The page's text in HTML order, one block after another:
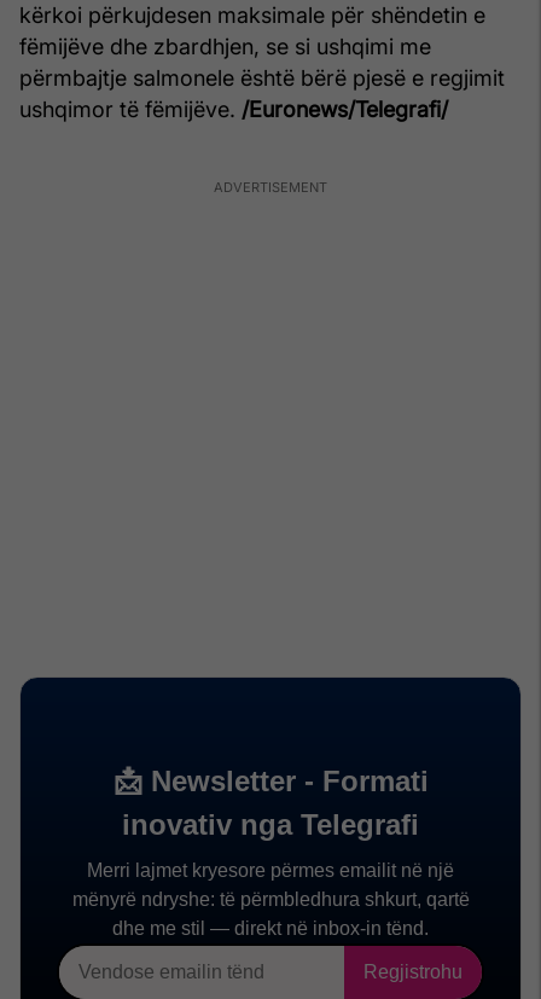
kërkoi përkujdesen maksimale për shëndetin e
fëmijëve dhe zbardhjen, se si ushqimi me
përmbajtje salmonele është bërë pjesë e regjimit
ushqimor të fëmijëve. /Euronews/Telegrafi/